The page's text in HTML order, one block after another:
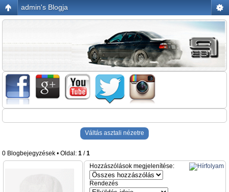
admin's Blogja
Váltás asztali nézetre
0 Blogbejegyzések • Oldal: 1 /1
Hozzászólások megjelenítése:
Rendezés